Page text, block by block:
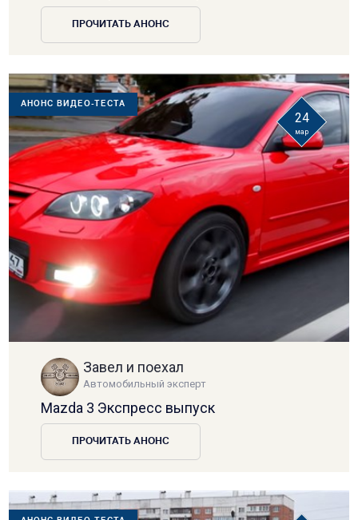
ПРОЧИТАТЬ АНОНС
АНОНС ВИДЕО-ТЕСТА
24
мар
Завел и поехал
Автомобильный эксперт
Mazda 3 Экспресс выпуск
ПРОЧИТАТЬ АНОНС